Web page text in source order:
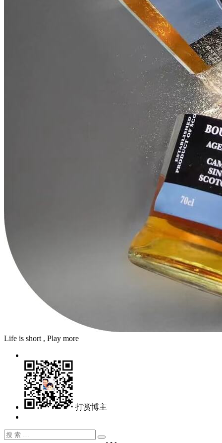
Life is short , Play more
打赏博主
搜
搜